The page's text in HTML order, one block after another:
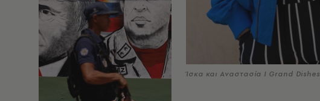
Ίσκα και Αναστασία I Grand Dishes